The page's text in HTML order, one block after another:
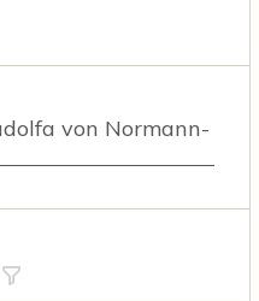
von Normann-